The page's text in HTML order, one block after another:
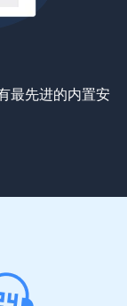
最先进的内置安